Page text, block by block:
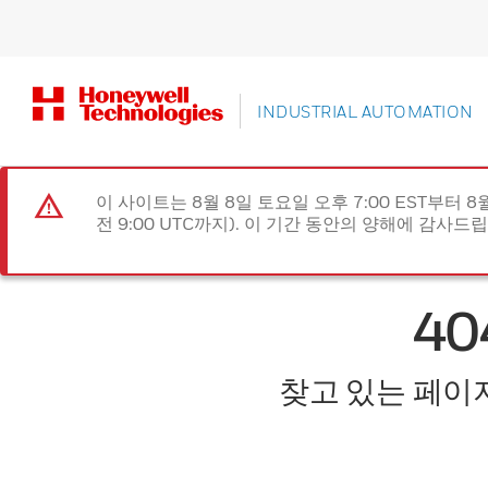
INDUSTRIAL AUTOMATION
이 사이트는 8월 8일 토요일 오후 7:00 EST부터
전 9:00 UTC까지). 이 기간 동안의 양해에 감사드
찾고 있는 페이